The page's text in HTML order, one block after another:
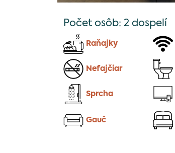
Počet osôb: 2 dospelí
Raňajky
Nefajčiar
Sprcha
Gauč